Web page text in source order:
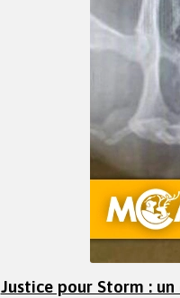
Justice pour Storm :